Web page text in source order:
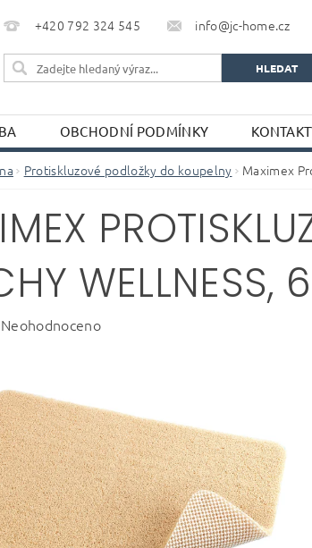
+420 792 324 545 info@jc-home.cz
OBCHODNÍ PODMÍNKY
Protiskluzové podložky do koupelny Maximex
WELLNESS,
Neohodnoceno